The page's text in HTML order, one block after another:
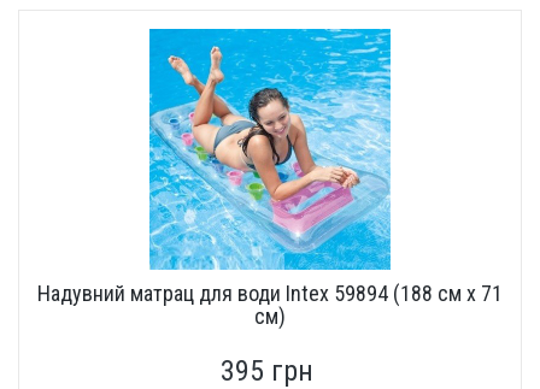
Надувний матрац для води Intex 59894 (188 см х 71
см)
395 грн